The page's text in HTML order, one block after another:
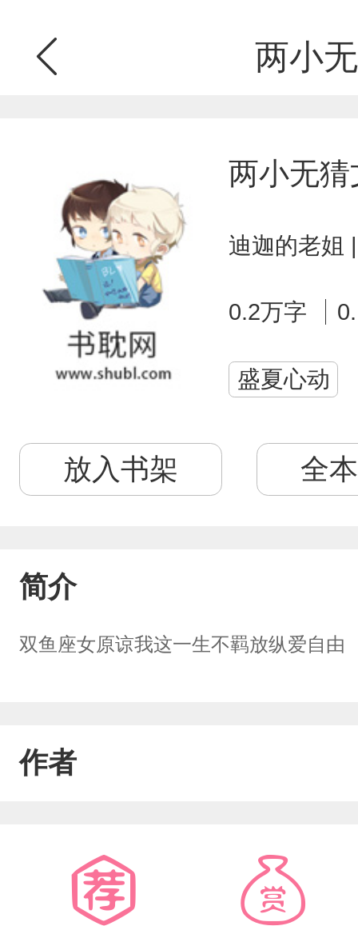
两小
两小无猜
迪迦的老姐
0.2万字
盛夏心动
放入书架 全
简介
双鱼座女原谅我这一生不羁放纵爱自由
作者